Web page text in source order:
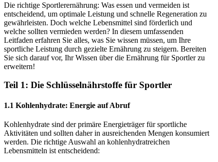
Die richtige Sportlerernährung: Was essen und vermeiden ist
entscheidend, um optimale Leistung und schnelle Regeneration zu
gewährleisten. Doch welche Lebensmittel sind förderlich und
welche sollten vermieden werden? In diesem umfassenden
Leitfaden erfahren Sie alles, was Sie wissen müssen, um Ihre
sportliche Leistung durch gezielte Ernährung zu steigern. Bereiten
Sie sich darauf vor, Ihr Wissen über die Ernährung für Sportler zu
erweitern!
Teil 1: Die Schlüsselnährstoffe für Sportler
1.1 Kohlenhydrate: Energie auf Abruf
Kohlenhydrate sind der primäre Energieträger für sportliche
Aktivitäten und sollten daher in ausreichenden Mengen konsumiert
werden. Die richtige Auswahl an kohlenhydratreichen
Lebensmitteln ist entscheidend: